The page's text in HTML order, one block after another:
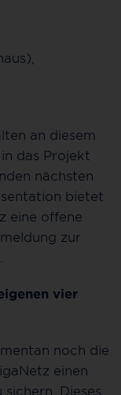
an diesem
das Projekt
nächsten
bietet
eine offene
zur
vier
noch die
einen
sichern. Dieses